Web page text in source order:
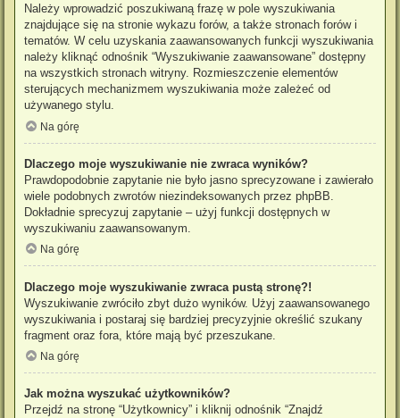
Należy wprowadzić poszukiwaną frazę w pole wyszukiwania
znajdujące się na stronie wykazu forów, a także stronach forów i
tematów. W celu uzyskania zaawansowanych funkcji wyszukiwania
należy kliknąć odnośnik “Wyszukiwanie zaawansowane” dostępny
na wszystkich stronach witryny. Rozmieszczenie elementów
sterujących mechanizmem wyszukiwania może zależeć od
używanego stylu.
Na górę
Dlaczego moje wyszukiwanie nie zwraca wyników?
Prawdopodobnie zapytanie nie było jasno sprecyzowane i zawierało
wiele podobnych zwrotów niezindeksowanych przez phpBB.
Dokładnie sprecyzuj zapytanie – użyj funkcji dostępnych w
wyszukiwaniu zaawansowanym.
Na górę
Dlaczego moje wyszukiwanie zwraca pustą stronę?!
Wyszukiwanie zwróciło zbyt dużo wyników. Użyj zaawansowanego
wyszukiwania i postaraj się bardziej precyzyjnie określić szukany
fragment oraz fora, które mają być przeszukane.
Na górę
Jak można wyszukać użytkowników?
Przejdź na stronę “Użytkownicy” i kliknij odnośnik “Znajdź